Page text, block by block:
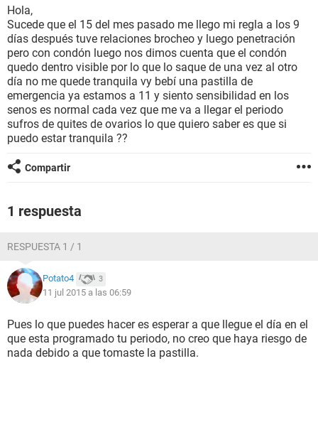
BIENESTAR
SEXUALIDAD
GLOSARIO
Hola,
Sucede que el 15 del mes pasado me llego mi regla a los 9
días después tuve relaciones brocheo y luego penetración
pero con condón luego nos dimos cuenta que el condón
quedo dentro visible por lo que lo saque de una vez al otro
día no me quede tranquila vy bebí una pastilla de
emergencia ya estamos a 11 y siento sensibilidad en los
senos es normal cada vez que me va a llegar el periodo
sufros de quites de ovarios lo que quiero saber es que si
puedo estar tranquila ??
Compartir
1 respuesta
RESPUESTA 1 / 1
Potato4 3
11 jul 2015 a las 06:59
Pues lo que puedes hacer es esperar a que llegue el día en el
que esta programado tu periodo, no creo que haya riesgo de
nada debido a que tomaste la pastilla.